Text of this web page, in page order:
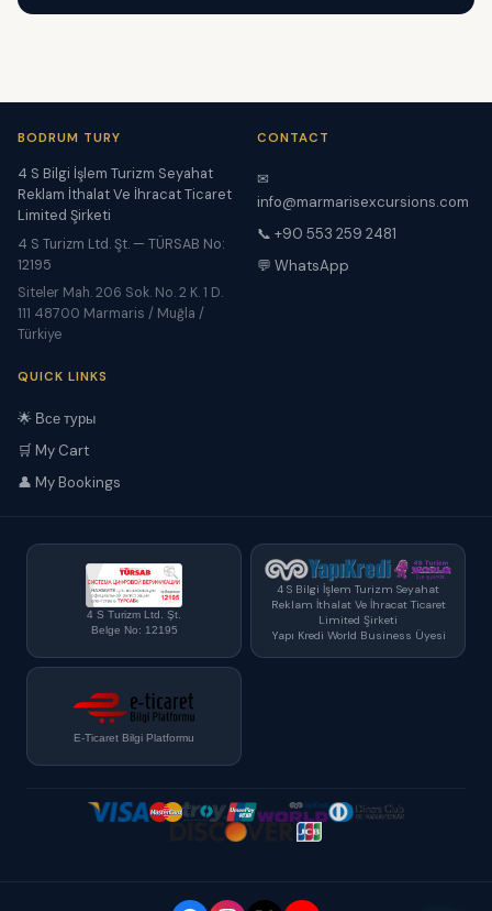
BODRUM TURY
4 S Bilgi İşlem Turizm Seyahat
Reklam İthalat Ve İhracat Ticaret
Limited Şirketi
4 S Turizm Ltd. Şt. — TÜRSAB No:
12195
Siteler Mah. 206 Sok. No. 2 K. 1 D.
111 48700 Marmaris / Muğla /
Türkiye
CONTACT
✉
info@marmarisexcursions.com
📞 +90 553 259 2481
💬 WhatsApp
QUICK LINKS
🌟 Все туры
🛒 My Cart
👤 My Bookings
4 S Turizm Ltd. Şt.
Belge No: 12195
4 S Bilgi İşlem Turizm Seyahat
Reklam İthalat Ve İhracat Ticaret
Limited Şirketi
Yapı Kredi World Business Üyesi
E-Ticaret Bilgi Platformu